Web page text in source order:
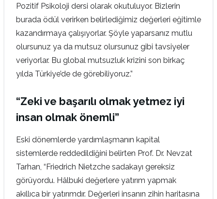
Pozitif Psikoloji dersi olarak okutuluyor. Bizlerin
burada ödül verirken belirlediğimiz değerleri eğitimle
kazandırmaya çalışıyorlar. Şöyle yaparsanız mutlu
olursunuz ya da mutsuz olursunuz gibi tavsiyeler
veriyorlar. Bu global mutsuzluk krizini son birkaç
yılda Türkiye’de de görebiliyoruz.”
“Zeki ve başarılı olmak yetmez iyi
insan olmak önemli”
Eski dönemlerde yardımlaşmanın kapital
sistemlerde reddedildiğini belirten Prof. Dr. Nevzat
Tarhan, “Friedrich Nietzche sadakayı gereksiz
görüyordu. Hâlbuki değerlere yatırım yapmak
akıllıca bir yatırımdır. Değerleri insanın zihin haritasına